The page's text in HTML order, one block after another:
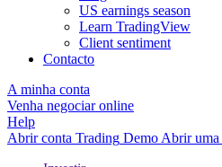
US earnings season
Learn TradingView
Client sentiment
Contacto
A minha conta
Venha negociar online
Help
Abrir conta Trading Demo Abrir uma